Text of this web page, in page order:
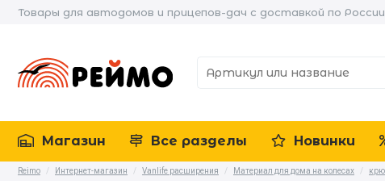
Товары для автодомов и прицепов-дач с доставкой по России
Магазин Все разделы Новинки
Reimo / Интернет-магазин / Vanlife расширения / Материал для дома на колесах /